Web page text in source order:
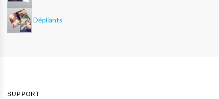
Dépliants
SUPPORT